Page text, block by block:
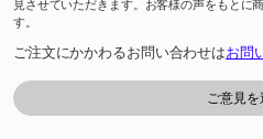
見させていただきます。お客様の声をもとに
す。
ご注文にかかわるお問い合わせはお問